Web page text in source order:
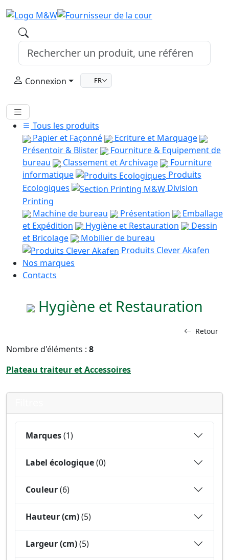
Connexion FR
Tous les produits
Papier et Façonné
Ecriture et Marquage
Présentoir & Blister
Fourniture & Equipement de
bureau
Classement et Archivage
Fourniture
informatique
Produits
Ecologiques
Division
Printing
Machine de bureau
Présentation
Emballage
et Expédition
Hygiène et Restauration
Dessin
et Bricolage
Mobilier de bureau
Produits Clever Akafen
Nos marques
Contacts
Hygiène et Restauration
Retour
Nombre d'éléments : 8
Plateau traiteur et Accessoires
Marques(1)
Label écologique(0)
Couleur(6)
Hauteur (cm)(5)
Largeur (cm)(5)